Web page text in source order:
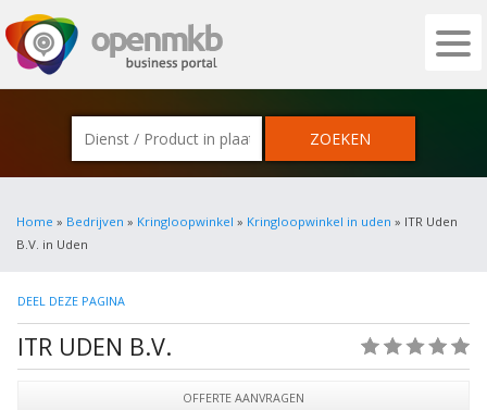
OPENMKB - DE ZAKELIJKE PORTAL
Home » Bedrijven » Kringloopwinkel » Kringloopwinkel in uden » ITR Uden
B.V. in Uden
DEEL DEZE PAGINA
ITR UDEN B.V.
OFFERTE AANVRAGEN